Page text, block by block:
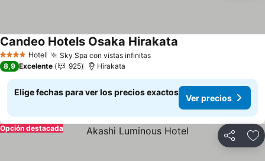
4 EstrellasHotel Sky Spa con vistas infinitasVer precios
Candeo Hotels Osaka Hirakata
8,9 Excelente 925 Hirakata
Elige fechas para ver los precios exactos
Ver precios
Compartir
Opción destacada